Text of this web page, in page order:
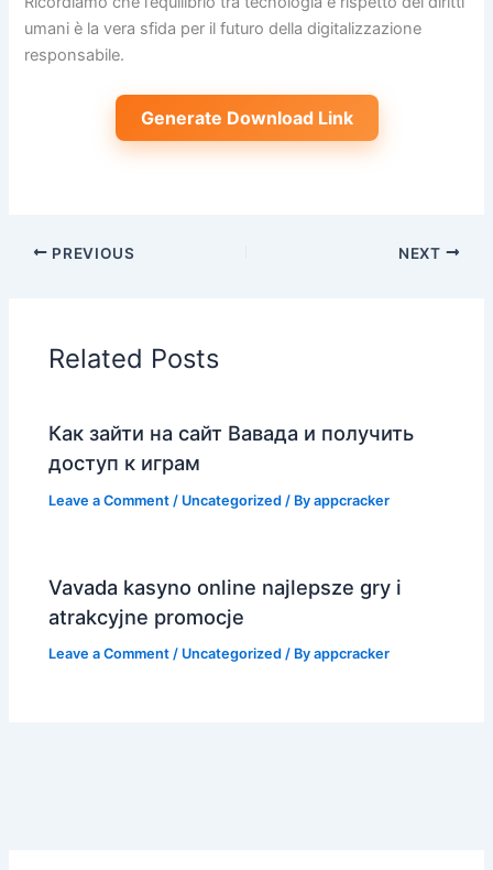
umani è la vera sfida per il futuro della digitalizzazione
responsabile.
Generate Download Link
PREVIOUS NEXT
Related Posts
Как зайти на сайт Вавада и получить
доступ к играм
Leave a Comment / Uncategorized / Byappcracker
Vavada kasyno online najlepsze gry i
atrakcyjne promocje
Leave a Comment / Uncategorized / Byappcracker